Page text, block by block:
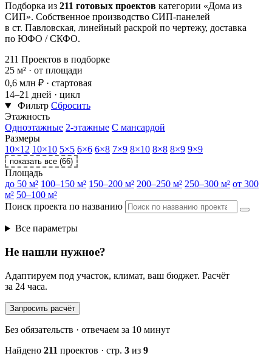
Подборка из 211 готовых проектов категории «Дома из
СИП». Собственное производство СИП-панелей
в ст. Павловская, линейный раскрой по чертежу, доставка
по ЮФО / СКФО.
211 Проектов в подборке
25 м² · от площади
0,6 млн ₽ · стартовая
14–21 дней · цикл
Фильтр Сбросить
Этажность
Одноэтажные 2-этажные С мансардой
Размеры
10×12 10×10 5×5 6×6 6×8 7×9 8×10 8×8 8×9 9×9
показать все (66)
Площадь
до 50 м² 100–150 м² 150–200 м² 200–250 м² 250–300 м² от 300
м² 50–100 м²
Поиск проекта по названию
Все параметры
Не нашли нужное?
Адаптируем под участок, климат, ваш бюджет. Расчёт
за 24 часа.
Запросить расчёт
Без обязательств · отвечаем за 10 минут
Найдено 211 проектов · стр. 3 из 9